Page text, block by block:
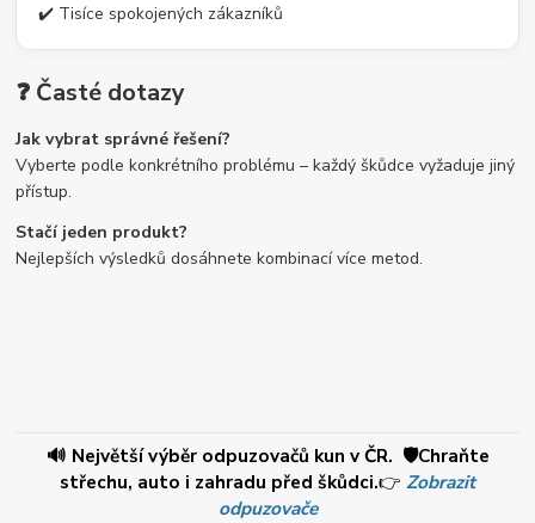
✔️ Tisíce spokojených zákazníků
❓ Časté dotazy
Jak vybrat správné řešení?
Vyberte podle konkrétního problému – každý škůdce vyžaduje jiný
přístup.
Stačí jeden produkt?
Nejlepších výsledků dosáhnete kombinací více metod.
🔊 Největší výběr odpuzovačů kun v ČR. 🛡️Chraňte
střechu, auto i zahradu před škůdci.👉 Zobrazit
odpuzovače